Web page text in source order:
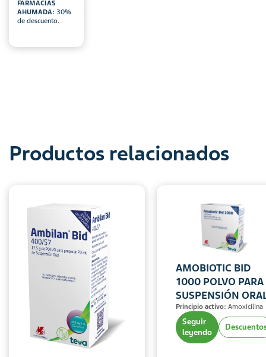
FARMACIAS
AHUMADA: 30%
de descuento.
Productos relacionados
AMOBIOTIC BID
1000 POLVO PARA
SUSPENSIÓN
Principio activo: Amoxicilina
Seguir
leyendo